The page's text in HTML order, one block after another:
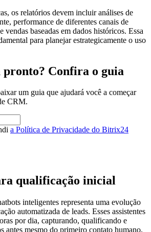
os relatórios devem incluir análises de
performance de diferentes canais de
vendas baseadas em dados históricos. Essa
para planejar estrategicamente o uso
pronto? Confira o guia
um guia que ajudará você a começar
CRM.
a Política de Privacidade do Bitrix24
qualificação inicial
inteligentes representa uma evolução
automatizada de leads. Esses assistentes
por dia, capturando, qualificando e
antes mesmo do primeiro contato humano.